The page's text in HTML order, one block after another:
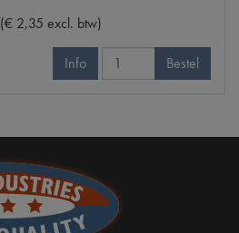
(€ 2,35 excl. btw)
Info Bestel